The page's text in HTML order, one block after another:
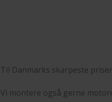
Til Danmarks skarpeste priser
Vi montere også gerne